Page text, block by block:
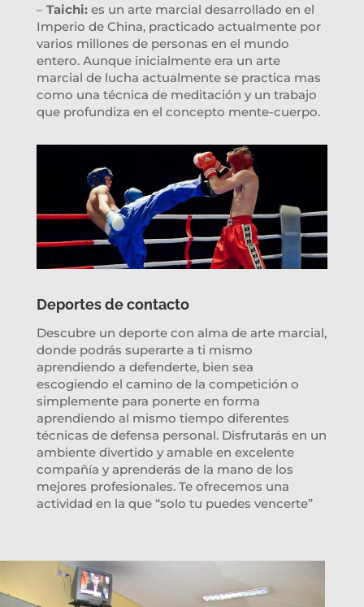
– Taichi:es un arte marcial desarrollado en el
Imperio de China, practicado actualmente por
varios millones de personas en el mundo
entero. Aunque inicialmente era un arte
marcial de lucha actualmente se practica mas
como una técnica de meditación y un trabajo
que profundiza en el concepto mente-cuerpo.
Deportes de contacto
Descubre un deporte con alma de arte marcial,
donde podrás superarte a ti mismo
aprendiendo a defenderte, bien sea
escogiendo el camino de la competición o
simplemente para ponerte en forma
aprendiendo al mismo tiempo diferentes
técnicas de defensa personal. Disfrutarás en un
ambiente divertido y amable en excelente
compañía y aprenderás de la mano de los
mejores profesionales. Te ofrecemos una
actividad en la que “solo tu puedes vencerte”